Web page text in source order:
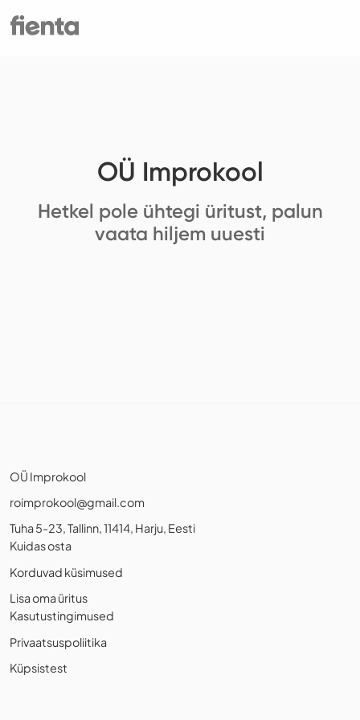
OÜ Improkool
Hetkel pole ühtegi üritust, palun
vaata hiljem uuesti
OÜ Improkool
roimprokool@gmail.com
Tuha 5-23, Tallinn, 11414, Harju, Eesti
Kuidas osta
Korduvad küsimused
Lisa oma üritus
Kasutustingimused
Privaatsuspoliitika
Küpsistest